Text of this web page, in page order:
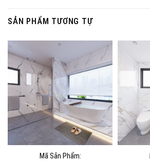
SẢN PHẨM TƯƠNG TỰ
Mã Sản Phẩm: